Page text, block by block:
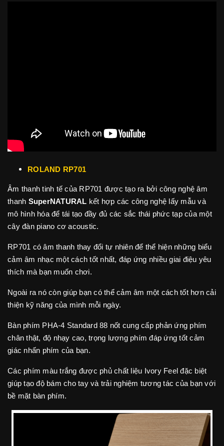
ROLAND RP701
Âm thanh tinh tế của RP701 được tạo ra bởi công nghệ âm
thanh SuperNATURAL kết hợp các công nghệ lấy mẫu và
mô hình hóa để tái tạo đầy đủ các sắc thái phức tạp của một
cây đàn piano cơ acoustic.
RP701 có âm thanh thay đổi tự nhiên để thể hiện những biểu
cảm âm nhạc một cách tốt nhất, đáp ứng nhiều giai điệu yêu
thích mà bạn muốn chơi.
Ngoài ra nó còn giúp bạn có thể cảm âm một cách tốt hơn cải
thiện kỹ năng của mình mỗi ngày.
Bàn phím PHA-4 Standard 88 nốt cung cấp phản ứng phím
chân thật, độ nhạy cao, trọng lượng phím đáp ứng tốt cảm
giác nhấn phím của bạn.
Các phím màu trắng được phủ chất liệu Ivory Feel đặc biệt
giúp tạo độ bám cho tay và trải nghiệm tương tác của bạn với
bề mặt bàn phím.